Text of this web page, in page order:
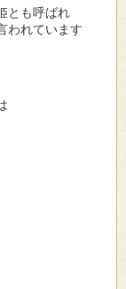
とも呼ばれ
われています